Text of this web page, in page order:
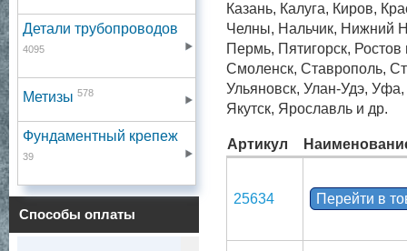
Детали трубопроводов
4095
Метизы 578
Фундаментный крепеж
39
Способы оплаты
Казань, Калуга, Киров,
Челны, Нальчик, Нижний
Пермь, Пятигорск,
Смоленск, Ставрополь,
Ульяновск, Улан-Удэ,
Якутск, Ярославль и др.
Артикул
25634 Перейти в